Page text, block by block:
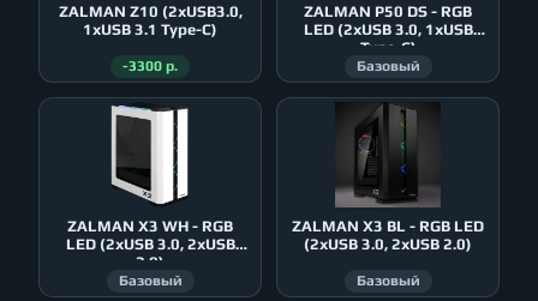
ZALMAN Z10 (2xUSB3.0,
1xUSB 3.1 Type-C)
-3300 р.
ZALMAN P50 DS - RGB
LED (2xUSB 3.0, 1xUSB
Type-C)
Базовый
ZALMAN X3 WH - RGB
LED (2xUSB 3.0, 2xUSB
2.0)
Базовый
ZALMAN X3 BL - RGB LED
(2xUSB 3.0, 2xUSB 2.0)
Базовый